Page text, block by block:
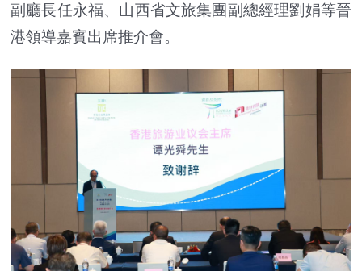
副廳長任永福、山西省文旅集團副總經理劉娟等晉
港領導嘉賓出席推介會。